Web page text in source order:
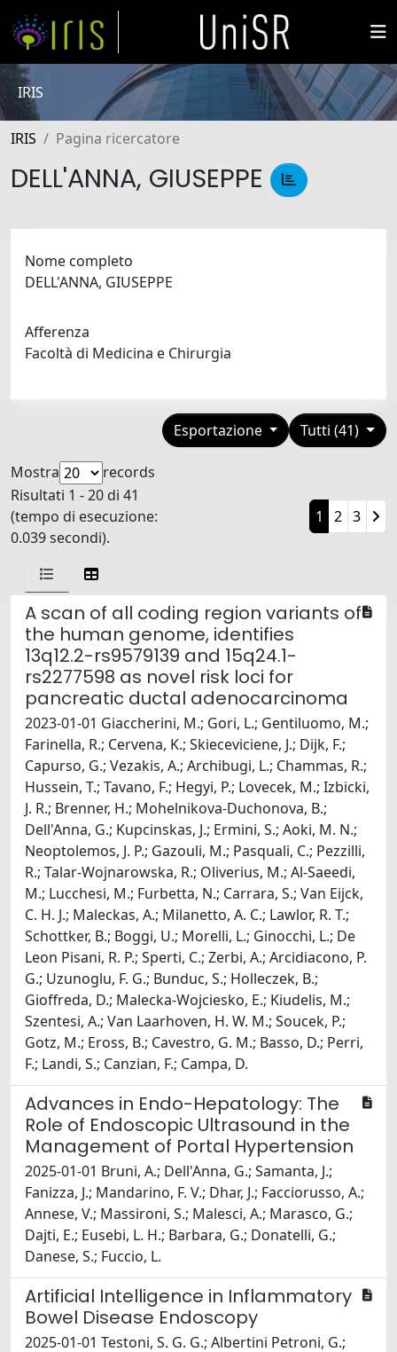
IRIS
IRIS Pagina ricercatore
DELL'ANNA, GIUSEPPE
Nome completo
DELL'ANNA, GIUSEPPE
Afferenza
Facoltà di Medicina e Chirurgia
Tutti (41)
Esportazione
Mostra
records
Risultati 1 - 20 di 41
(tempo di esecuzione:
0.039 secondi).
1 2 3
A scan of all coding region variants of
the human genome, identifies
13q12.2-rs9579139 and 15q24.1-
rs2277598 as novel risk loci for
pancreatic ductal adenocarcinoma
2023-01-01 Giaccherini, M.; Gori, L.; Gentiluomo, M.;
Farinella, R.; Cervena, K.; Skieceviciene, J.; Dijk, F.;
Capurso, G.; Vezakis, A.; Archibugi, L.; Chammas, R.;
Hussein, T.; Tavano, F.; Hegyi, P.; Lovecek, M.; Izbicki,
J. R.; Brenner, H.; Mohelnikova-Duchonova, B.;
Dell'Anna, G.; Kupcinskas, J.; Ermini, S.; Aoki, M. N.;
Neoptolemos, J. P.; Gazouli, M.; Pasquali, C.; Pezzilli,
R.; Talar-Wojnarowska, R.; Oliverius, M.; Al-Saeedi,
M.; Lucchesi, M.; Furbetta, N.; Carrara, S.; Van Eijck,
C. H. J.; Maleckas, A.; Milanetto, A. C.; Lawlor, R. T.;
Schottker, B.; Boggi, U.; Morelli, L.; Ginocchi, L.; De
Leon Pisani, R. P.; Sperti, C.; Zerbi, A.; Arcidiacono, P.
G.; Uzunoglu, F. G.; Bunduc, S.; Holleczek, B.;
Gioffreda, D.; Malecka-Wojciesko, E.; Kiudelis, M.;
Szentesi, A.; Van Laarhoven, H. W. M.; Soucek, P.;
Gotz, M.; Eross, B.; Cavestro, G. M.; Basso, D.; Perri,
F.; Landi, S.; Canzian, F.; Campa, D.
Advances in Endo-Hepatology: The
Role of Endoscopic Ultrasound in the
Management of Portal Hypertension
2025-01-01 Bruni, A.; Dell'Anna, G.; Samanta, J.;
Fanizza, J.; Mandarino, F. V.; Dhar, J.; Facciorusso, A.;
Annese, V.; Massironi, S.; Malesci, A.; Marasco, G.;
Dajti, E.; Eusebi, L. H.; Barbara, G.; Donatelli, G.;
Danese, S.; Fuccio, L.
Artificial Intelligence in Inflammatory
Bowel Disease Endoscopy
2025-01-01 Testoni, S. G. G.; Albertini Petroni, G.;